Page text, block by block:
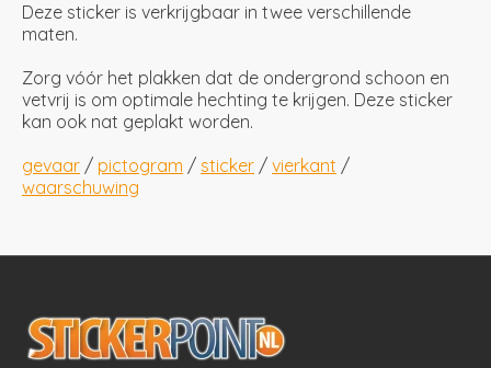
Deze sticker is verkrijgbaar in twee verschillende
maten.
Zorg vóór het plakken dat de ondergrond schoon en
vetvrij is om optimale hechting te krijgen. Deze sticker
kan ook nat geplakt worden.
gevaar / pictogram / sticker / vierkant /
waarschuwing